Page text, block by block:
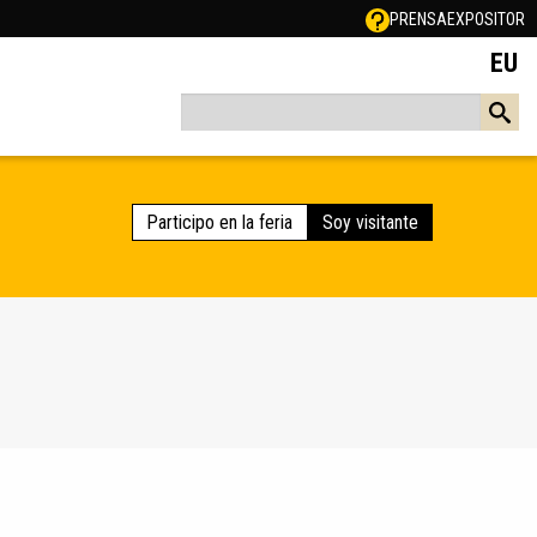
PRENSAEXPOSITOR
EU
Participo en la feria Soy visitante